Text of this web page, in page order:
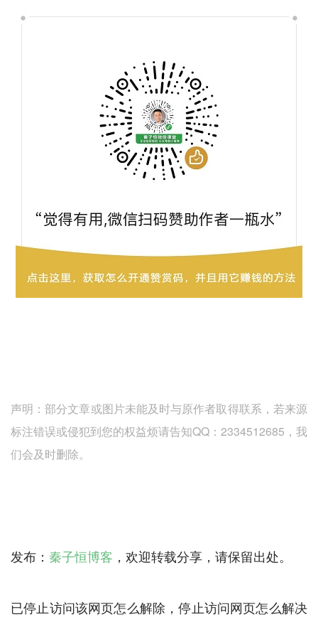
声明：部分文章或图片未能及时与原作者取得联系，若来源
标注错误或侵犯到您的权益烦请告知QQ：2334512685，我
们会及时删除。
发布： 秦子恒博客 ，欢迎转载分享，请保留出处。
已停止访问该网页怎么解除，停止访问网页怎么解决